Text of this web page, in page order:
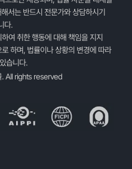
서는 반드시 전문가와 상담하시기
다.
여 취한 행동에 대해 책임을 지지
하며, 법률이나 상황의 변경에 따라
습니다.
All rights reserved